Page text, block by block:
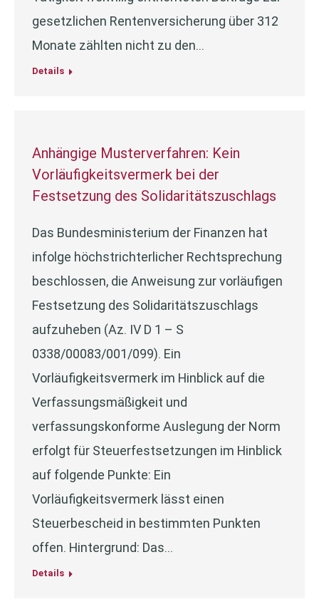
gesetzlichen Rentenversicherung über 312
Monate zählten nicht zu den…
Details
Anhängige Musterverfahren: Kein
Vorläufigkeitsvermerk bei der
Festsetzung des Solidaritätszuschlags
Das Bundesministerium der Finanzen hat
infolge höchstrichterlicher Rechtsprechung
beschlossen, die Anweisung zur vorläufigen
Festsetzung des Solidaritätszuschlags
aufzuheben (Az. IV D 1 – S
0338/00083/001/099). Ein
Vorläufigkeitsvermerk im Hinblick auf die
Verfassungsmäßigkeit und
verfassungskonforme Auslegung der Norm
erfolgt für Steuerfestsetzungen im Hinblick
auf folgende Punkte: Ein
Vorläufigkeitsvermerk lässt einen
Steuerbescheid in bestimmten Punkten
offen. Hintergrund: Das…
Details